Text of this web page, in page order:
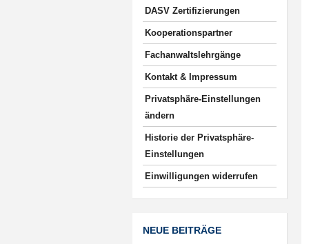
DASV Zertifizierungen
Kooperationspartner
Fachanwaltslehrgänge
Kontakt & Impressum
Privatsphäre-Einstellungen
ändern
Historie der Privatsphäre-
Einstellungen
Einwilligungen widerrufen
NEUE BEITRÄGE